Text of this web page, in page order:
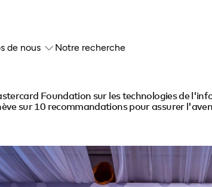
de nous Notre recherche
Foundation sur les technologies de
sur 10 recommandations pour assurer